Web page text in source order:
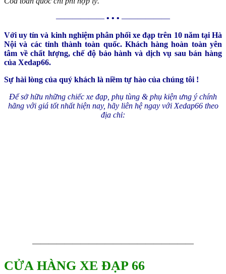
—————— • • • ——————
Với uy tín và kinh nghiệm phân phối xe đạp trên 10 năm tại Hà
Nội và các tỉnh thành toàn quốc. Khách hàng hoàn toàn yên
tâm về chất lượng, chế độ bảo hành và dịch vụ sau bán hàng
của Xedap66.
Sự hài lòng của quý khách là niềm tự hào của chúng tôi !
Để sở hữu những chiếc xe đạp, phụ tùng & phụ kiện ưng ý chính
hãng với giá tốt nhất hiện nay, hãy liên hệ ngay với Xedap66 theo
địa chỉ:
————————————————————
CỬA HÀNG XE ĐẠP 66